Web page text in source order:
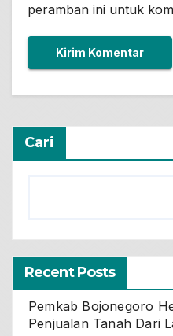
peramban ini untuk
Cari
Recent Posts
Pemkab Bojonegoro
Penjualan Tanah Dari